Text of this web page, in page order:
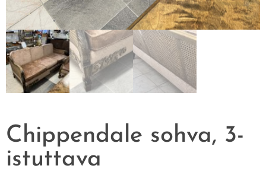
Chippendale sohva, 3-
istuttava